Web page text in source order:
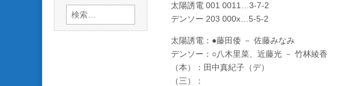
太陽誘電 001 0011…3-7-2
デンソー 203 000x…5-5-2
太陽誘電：●藤田倭 － 佐藤みなみ
デンソー：○八木里菜、近藤光 － 竹林綾香
（本）：田中真紀子（デ）
（三）：
検
索: